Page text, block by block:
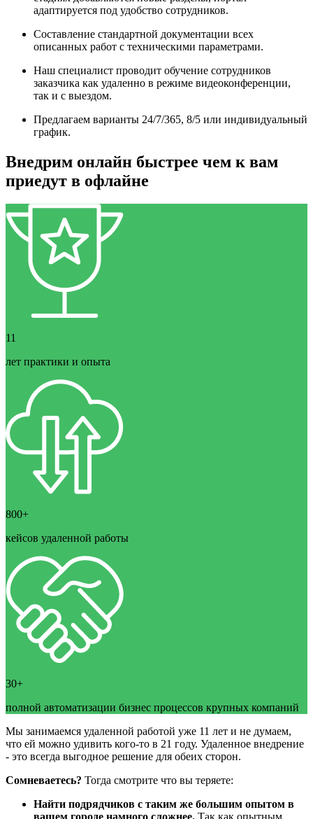
адаптируется под удобство сотрудников.
Составление стандартной документации всех
описанных работ с техническими параметрами.
Наш специалист проводит обучение сотрудников
заказчика как удаленно в режиме видеоконференции,
так и с выездом.
Предлагаем варианты 24/7/365, 8/5 или индивидуальный
график.
Внедрим онлайн быстрее чем к вам
приедут в офлайне
11
лет практики и опыта
800+
кейсов удаленной работы
30+
полной автоматизации бизнес процессов крупных компаний
Мы занимаемся удаленной работой уже 11 лет и не думаем,
что ей можно удивить кого-то в 21 году. Удаленное внедрение
- это всегда выгодное решение для обеих сторон.
Сомневаетесь? Тогда смотрите что вы теряете:
Найти подрядчиков с таким же большим опытом в